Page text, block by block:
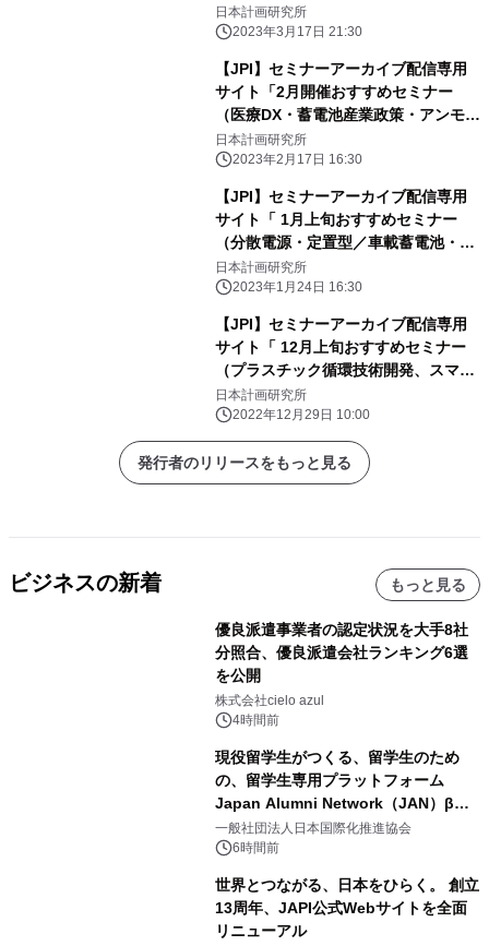
ボンニュートラル戦略）」のご案内
日本計画研究所
2023年3月17日 21:30
【JPI】セミナーアーカイブ配信専用
サイト「2月開催おすすめセミナー
（医療DX・蓄電池産業政策・アンモニ
ア利用）」のご案内
日本計画研究所
2023年2月17日 16:30
【JPI】セミナーアーカイブ配信専用
サイト「 1月上旬おすすめセミナー
（分散電源・定置型／車載蓄電池・洋
上風力発電の誘致）」のご案内
日本計画研究所
2023年1月24日 16:30
【JPI】セミナーアーカイブ配信専用
サイト「 12月上旬おすすめセミナー
（プラスチック循環技術開発、スマー
ト保安、BIM）」のご案内
日本計画研究所
2022年12月29日 10:00
発行者のリリースをもっと見る
ビジネスの新着 もっと見る
優良派遣事業者の認定状況を大手8社
分照合、優良派遣会社ランキング6選
を公開
株式会社cielo azul
4時間前
現役留学生がつくる、留学生のため
の、留学生専用プラットフォーム
Japan Alumni Network（JAN）β版
をリリース
一般社団法人日本国際化推進協会
6時間前
世界とつながる、日本をひらく。 創立
13周年、JAPI公式Webサイトを全面
リニューアル